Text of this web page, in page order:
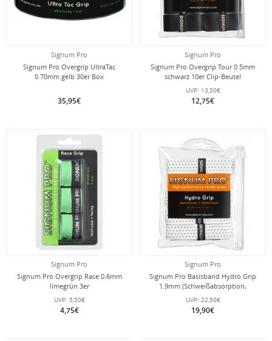
Signum Pro
Signum Pro Overgrip UltraTac
0.70mm gelb 30er Box
35,95€
Signum Pro
Signum Pro Overgrip Tour 0.5mm
schwarz 10er Clip-Beutel
UVP: 13,50€
12,75€
Signum Pro
Signum Pro Overgrip Race 0.6mm
limegrün 3er
UVP: 5,50€
4,75€
Signum Pro
Signum Pro Basisband Hydro Grip
1.9mm (Schweißabsorption,
perforiert) weiss 5er Pack Clip-
Beutel
UVP: 22,50€
19,90€